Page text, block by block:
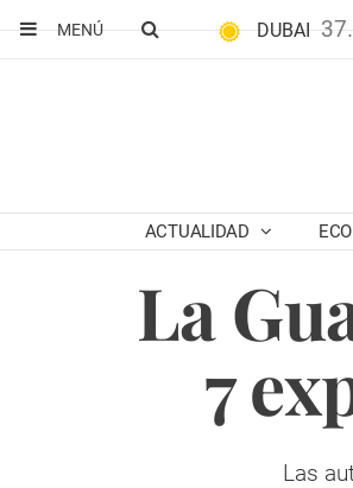
MENÚ
DUBAI
ACTUALIDAD
La
7
Las